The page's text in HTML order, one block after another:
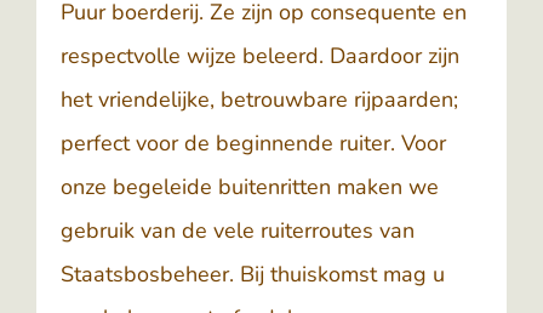
Puur boerderij. Ze zijn op consequente en
respectvolle wijze beleerd. Daardoor zijn
het vriendelijke, betrouwbare rijpaarden;
perfect voor de beginnende ruiter. Voor
onze begeleide buitenritten maken we
gebruik van de vele ruiterroutes van
Staatsbosbeheer. Bij thuiskomst mag u